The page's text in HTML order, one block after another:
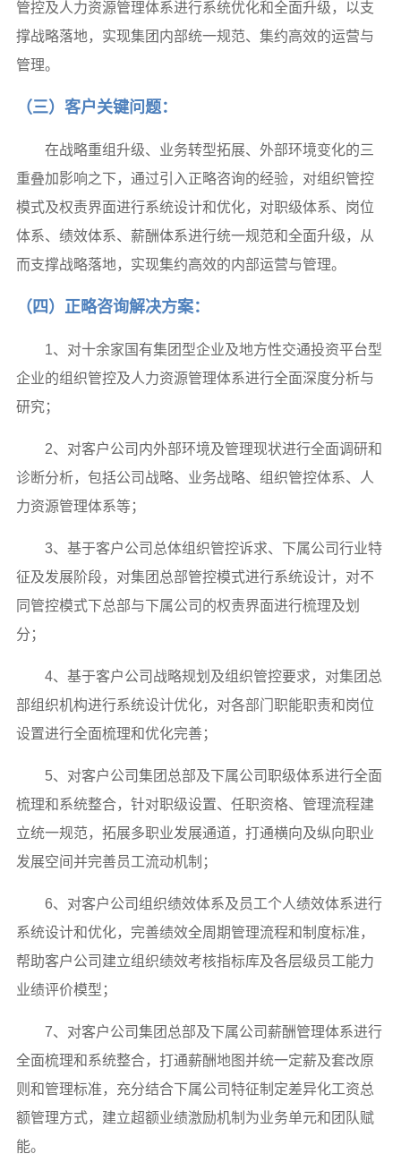
管控及人力资源管理体系进行系统优化和全面升级，以支
撑战略落地，实现集团内部统一规范、集约高效的运营与
管理。
（三）客户关键问题：
在战略重组升级、业务转型拓展、外部环境变化的三
重叠加影响之下，通过引入正略咨询的经验，对组织管控
模式及权责界面进行系统设计和优化，对职级体系、岗位
体系、绩效体系、薪酬体系进行统一规范和全面升级，从
而支撑战略落地，实现集约高效的内部运营与管理。
（四）正略咨询解决方案：
1、对十余家国有集团型企业及地方性交通投资平台型
企业的组织管控及人力资源管理体系进行全面深度分析与
研究；
2、对客户公司内外部环境及管理现状进行全面调研和
诊断分析，包括公司战略、业务战略、组织管控体系、人
力资源管理体系等；
3、基于客户公司总体组织管控诉求、下属公司行业特
征及发展阶段，对集团总部管控模式进行系统设计，对不
同管控模式下总部与下属公司的权责界面进行梳理及划
分；
4、基于客户公司战略规划及组织管控要求，对集团总
部组织机构进行系统设计优化，对各部门职能职责和岗位
设置进行全面梳理和优化完善；
5、对客户公司集团总部及下属公司职级体系进行全面
梳理和系统整合，针对职级设置、任职资格、管理流程建
立统一规范，拓展多职业发展通道，打通横向及纵向职业
发展空间并完善员工流动机制；
6、对客户公司组织绩效体系及员工个人绩效体系进行
系统设计和优化，完善绩效全周期管理流程和制度标准，
帮助客户公司建立组织绩效考核指标库及各层级员工能力
业绩评价模型；
7、对客户公司集团总部及下属公司薪酬管理体系进行
全面梳理和系统整合，打通薪酬地图并统一定薪及套改原
则和管理标准，充分结合下属公司特征制定差异化工资总
额管理方式，建立超额业绩激励机制为业务单元和团队赋
能。